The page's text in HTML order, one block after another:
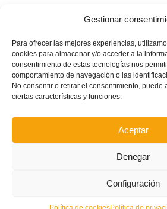
Gestionar
Para ofrecer las mejores experiencias,
cookies para almacenar y/o acceder a la
consentimiento de estas tecnologías nos
comportamiento de navegación o las
No consentir o retirar el consentimiento, puede
ciertas características y funciones.
Aceptar
Denegar
Configuración
en el embajador de la